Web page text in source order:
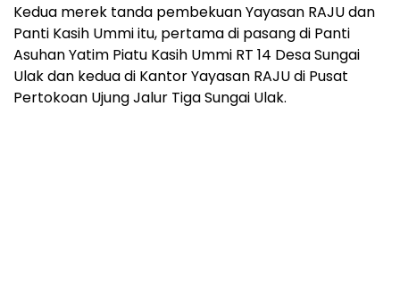
Kedua merek tanda pembekuan Yayasan RAJU dan
Panti Kasih Ummi itu, pertama di pasang di Panti
Asuhan Yatim Piatu Kasih Ummi RT 14 Desa Sungai
Ulak dan kedua di Kantor Yayasan RAJU di Pusat
Pertokoan Ujung Jalur Tiga Sungai Ulak.